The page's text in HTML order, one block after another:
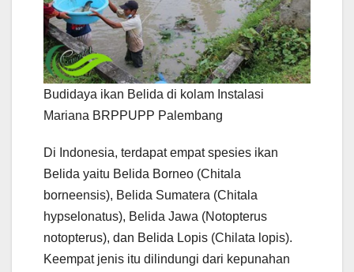
Budidaya ikan Belida di kolam Instalasi
Mariana BRPPUPP Palembang
Di Indonesia, terdapat empat spesies ikan
Belida yaitu Belida Borneo (Chitala
borneensis), Belida Sumatera (Chitala
hypselonatus), Belida Jawa (Notopterus
notopterus), dan Belida Lopis (Chilata lopis).
Keempat jenis itu dilindungi dari kepunahan